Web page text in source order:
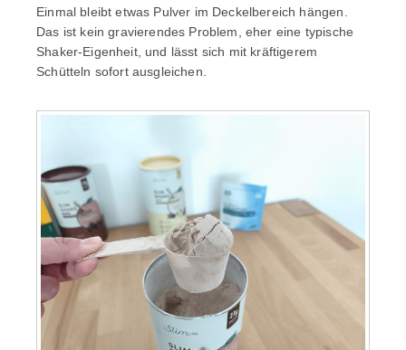
Einmal bleibt etwas Pulver im Deckelbereich hängen.
Das ist kein gravierendes Problem, eher eine typische
Shaker-Eigenheit, und lässt sich mit kräftigerem
Schütteln sofort ausgleichen.